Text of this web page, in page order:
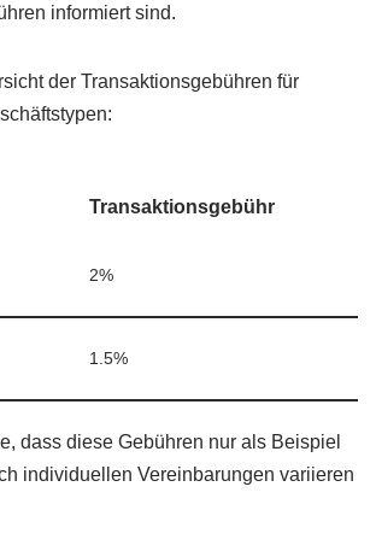
informiert sind.
der Transaktionsgebühren für
Transaktionsgebühr
2%
1.5%
dass diese Gebühren nur als Beispiel
individuellen Vereinbarungen variieren